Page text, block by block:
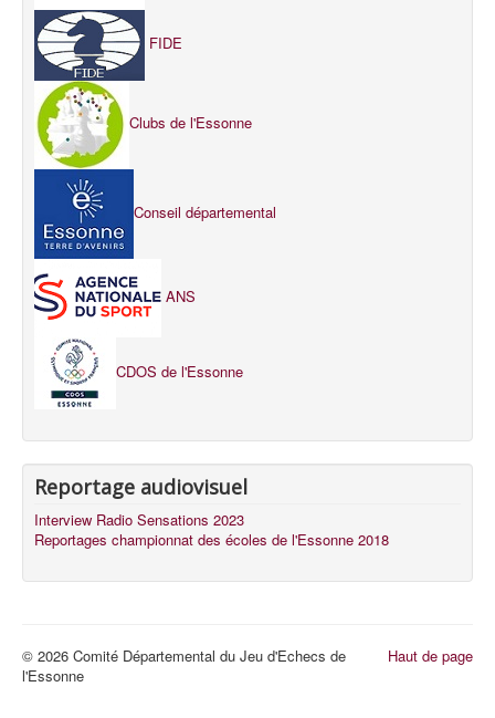
FIDE
Clubs de l'Essonne
Conseil départemental
ANS
CDOS de l'Essonne
Reportage audiovisuel
Interview Radio Sensations 2023
Reportages championnat des écoles de l'Essonne 2018
Haut de page
© 2026 Comité Départemental du Jeu d'Echecs de
l'Essonne